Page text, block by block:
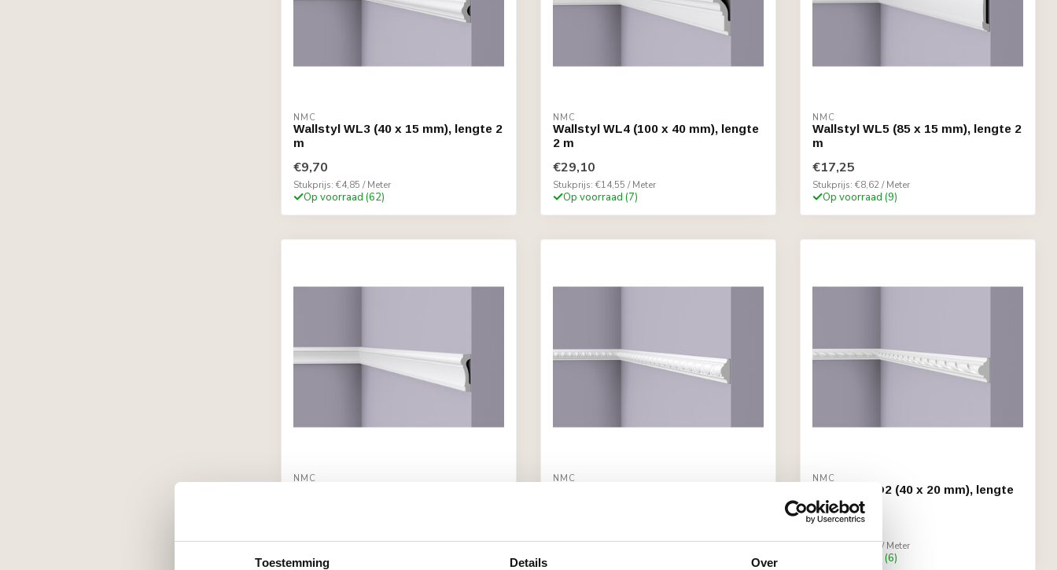
Toestemming Details Over
NMC
Wallstyl WL3 (40 x 15 mm), lengte 2
m
€9,70
Stukprijs: €4,85 / Meter
Op voorraad (62)
NMC
Wallstyl WL4 (100 x 40 mm), lengte
2 m
€29,10
Stukprijs: €14,55 / Meter
Op voorraad (7)
NMC
Wallstyl WL5 (85 x 15 mm), lengte 2
m
€17,25
Stukprijs: €8,62 / Meter
Op voorraad (9)
NMC
Stukprijs: €8,62 / Meter
Op voorraad (46)
NMC
Stukprijs: €7,05 / Meter
NMC
Wallstyl WO2 (40 x 20 mm), lengte
2 m
€14,10
Stukprijs: €7,05 / Meter
Op voorraad (6)